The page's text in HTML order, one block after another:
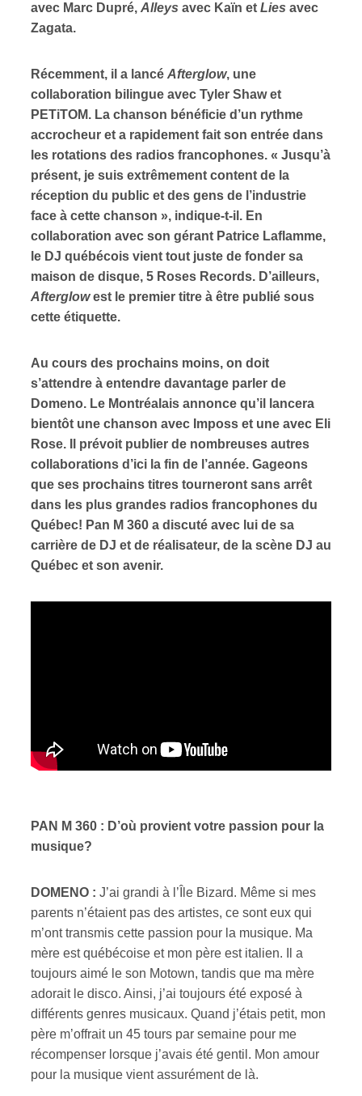
avec Marc Dupré, Alleys avec Kaïn et Lies avec
Zagata.
Récemment, il a lancé Afterglow, une
collaboration bilingue avec Tyler Shaw et
PETiTOM. La chanson bénéficie d’un rythme
accrocheur et a rapidement fait son entrée dans
les rotations des radios francophones. « Jusqu’à
présent, je suis extrêmement content de la
réception du public et des gens de l’industrie
face à cette chanson », indique-t-il. En
collaboration avec son gérant Patrice Laflamme,
le DJ québécois vient tout juste de fonder sa
maison de disque, 5 Roses Records. D’ailleurs,
Afterglowest le premier titre à être publié sous
cette étiquette.
Au cours des prochains moins, on doit
s’attendre à entendre davantage parler de
Domeno. Le Montréalais annonce qu’il lancera
bientôt une chanson avec Imposs et une avec Eli
Rose. Il prévoit publier de nombreuses autres
collaborations d’ici la fin de l’année. Gageons
que ses prochains titres tourneront sans arrêt
dans les plus grandes radios francophones du
Québec! Pan M 360 a discuté avec lui de sa
carrière de DJ et de réalisateur, de la scène DJ au
Québec et son avenir.
PAN M 360 : D’où provient votre passion pour la
musique?
DOMENO : J’ai grandi à l’Île Bizard. Même si mes
parents n’étaient pas des artistes, ce sont eux qui
m’ont transmis cette passion pour la musique. Ma
mère est québécoise et mon père est italien. Il a
toujours aimé le son Motown, tandis que ma mère
adorait le disco. Ainsi, j’ai toujours été exposé à
différents genres musicaux. Quand j’étais petit, mon
père m’offrait un 45 tours par semaine pour me
récompenser lorsque j’avais été gentil. Mon amour
pour la musique vient assurément de là.